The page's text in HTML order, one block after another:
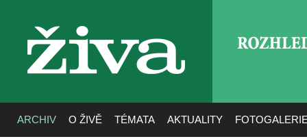
živa
ARCHIV O ŽIVĚ TÉMATA AKTUALITY